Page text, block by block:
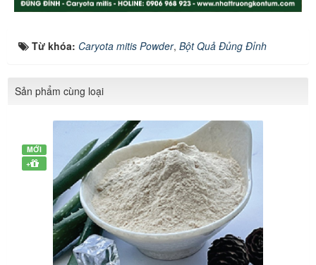
Từ khóa: Caryota mitis Powder, Bột Quả Đủng Đỉnh
Sản phẩm cùng loại
MỚI
+